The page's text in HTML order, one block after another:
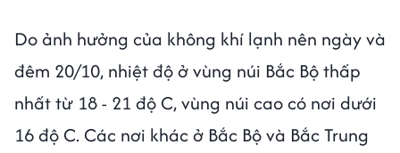
Do ảnh hưởng của không khí lạnh nên ngày và
đêm 20/10, nhiệt độ ở vùng núi Bắc Bộ thấp
nhất từ 18 - 21 độ C, vùng núi cao có nơi dưới
16 độ C. Các nơi khác ở Bắc Bộ và Bắc Trung